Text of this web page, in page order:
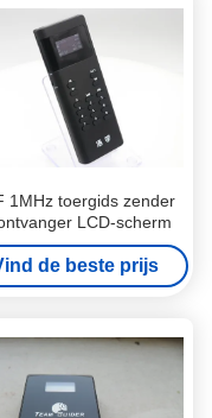
1MHz toergids zender
LCD-scherm
de beste prijs